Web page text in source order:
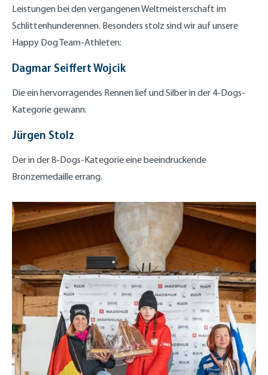
Leistungen bei den vergangenen Weltmeisterschaft im
Schlittenhunderennen. Besonders stolz sind wir auf unsere
Happy Dog Team-Athleten:
Dagmar Seiffert Wojcik
Die ein hervorragendes Rennen lief und Silber in der 4-Dogs-
Kategorie gewann.
Jürgen Stolz
Der in der 8-Dogs-Kategorie eine beeindruckende
Bronzemedaille errang.